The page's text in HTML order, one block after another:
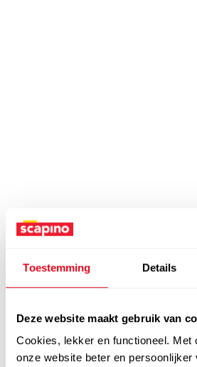
Toestemming Details
Deze website maakt gebruik van
Cookies, lekker en functioneel. Met
onze website beter en persoonlijker